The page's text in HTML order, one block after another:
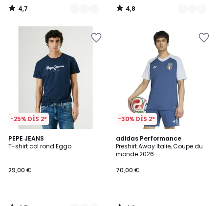
4,7
/
4,8
/
-25% DÈS 2*
PEPE JEANS
T-shirt col rond Eggo
29,00 €
4,7
/ 5
2
Couleurs
-30% DÈS 2*
adidas Performance
Preshirt Away Italie, Coupe du
monde 2026
70,00 €
4,9
/ 5